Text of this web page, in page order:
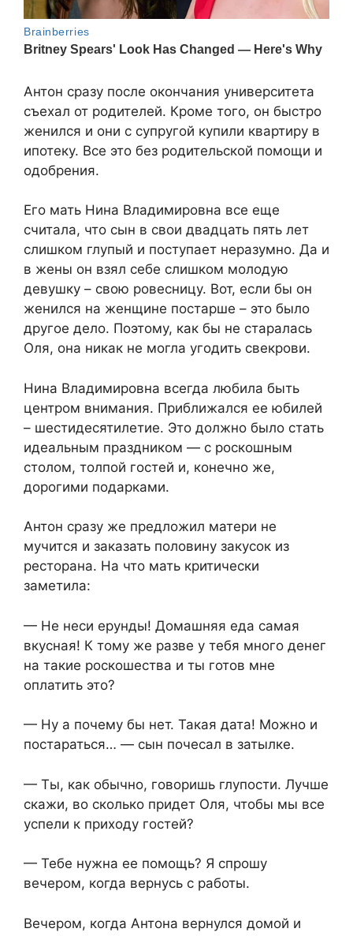
Антон сразу после окончания университета
съехал от родителей. Кроме того, он быстро
женился и они с супругой купили квартиру в
ипотеку. Все это без родительской помощи и
одобрения.
Его мать Нина Владимировна все еще
считала, что сын в свои двадцать пять лет
слишком глупый и поступает неразумно. Да и
в жены он взял себе слишком молодую
девушку – свою ровесницу. Вот, если бы он
женился на женщине постарше – это было
другое дело. Поэтому, как бы не старалась
Оля, она никак не могла угодить свекрови.
Нина Владимировна всегда любила быть
центром внимания. Приближался ее юбилей
– шестидесятилетие. Это должно было стать
идеальным праздником — с роскошным
столом, толпой гостей и, конечно же,
дорогими подарками.
Антон сразу же предложил матери не
мучится и заказать половину закусок из
ресторана. На что мать критически
заметила:
— Не неси ерунды! Домашняя еда самая
вкусная! К тому же разве у тебя много денег
на такие роскошества и ты готов мне
оплатить это?
— Ну а почему бы нет. Такая дата! Можно и
постараться… — сын почесал в затылке.
— Ты, как обычно, говоришь глупости. Лучше
скажи, во сколько придет Оля, чтобы мы все
успели к приходу гостей?
— Тебе нужна ее помощь? Я спрошу
вечером, когда вернусь с работы.
Вечером, когда Антона вернулся домой и